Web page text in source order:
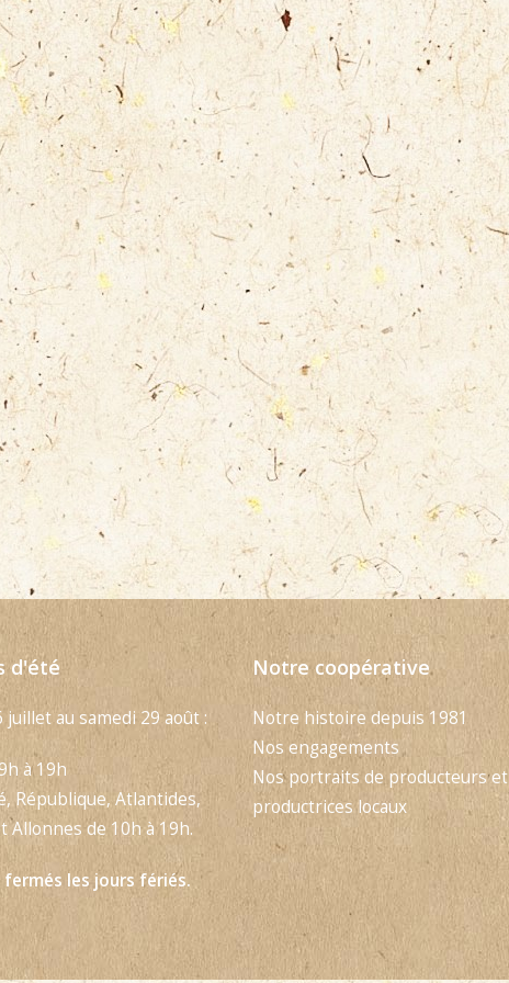
d'été
juillet au samedi 29 août :
à 19h
République, Atlantides,
Allonnes de 10h à 19h.
fermés les jours fériés.
Notre coopérative
Notre histoire depuis 1981
Nos engagements
Nos portraits de producteurs et
productrices locaux